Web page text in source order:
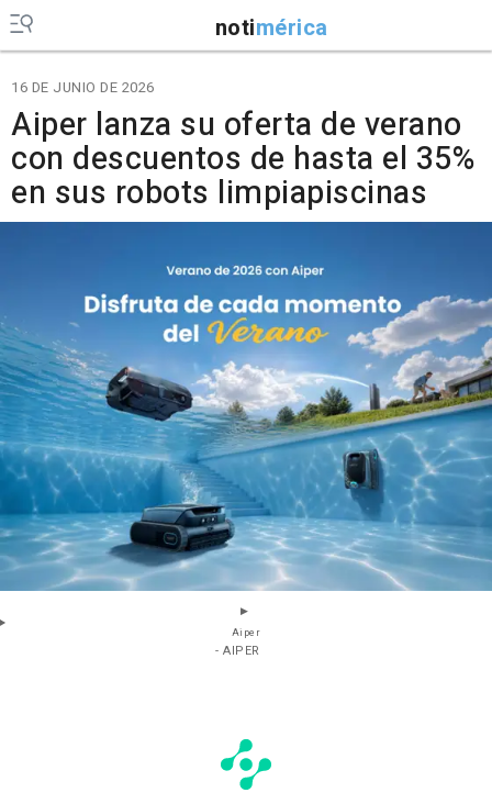
notimérica
16 DE JUNIO DE 2026
Aiper lanza su oferta de verano
con descuentos de hasta el 35%
en sus robots limpiapiscinas
Aiper
- AIPER